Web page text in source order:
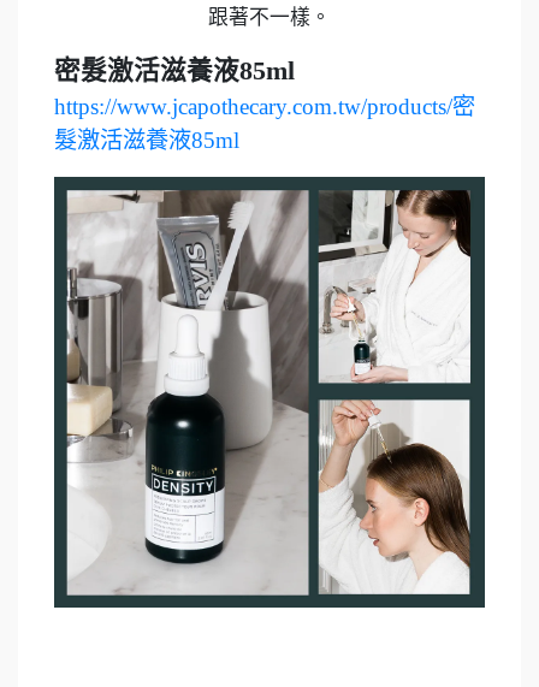
跟著不一樣。
密髮激活滋養液85ml
https://www.jcapothecary.com.tw/products/密
髮激活滋養液85ml